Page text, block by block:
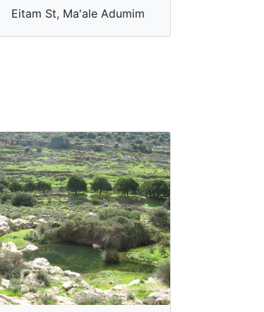
Eitam St, Ma'ale Adumim